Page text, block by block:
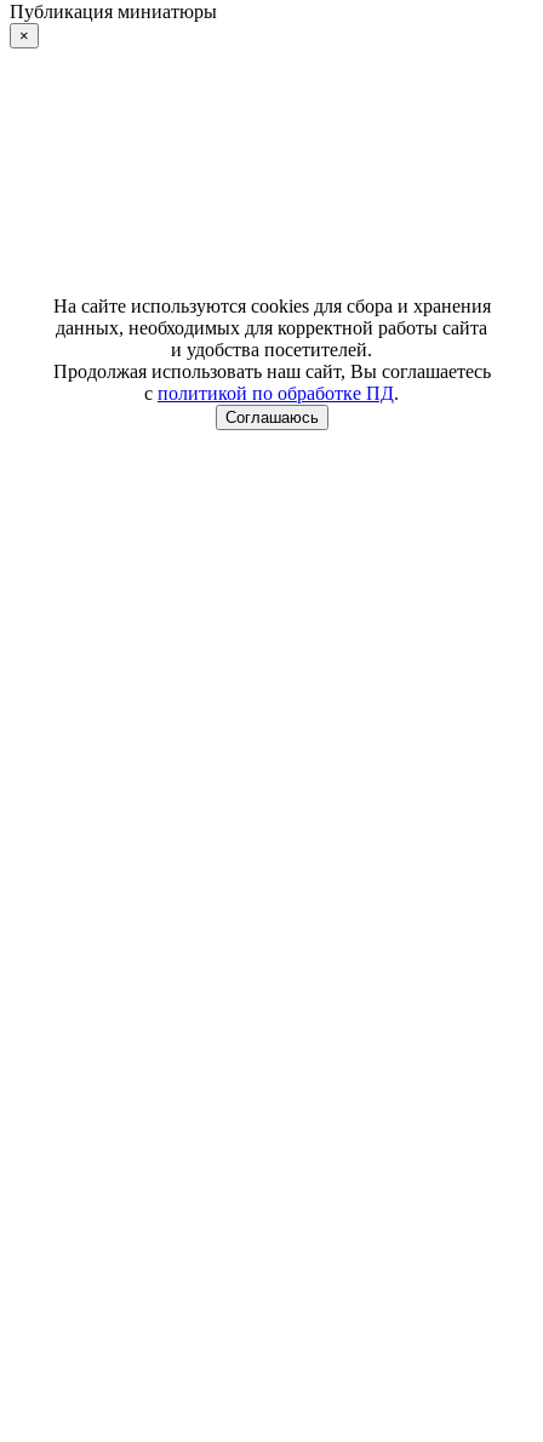
Публикация миниатюры
×
На сайте используются cookies для сбора и хранения
данных, необходимых для корректной работы сайта
и удобства посетителей.
Продолжая использовать наш сайт, Вы соглашаетесь
с политикой по обработке ПД.
Соглашаюсь